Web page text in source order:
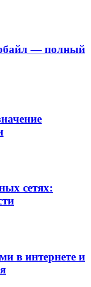
— полный
сетях:
в интернете и